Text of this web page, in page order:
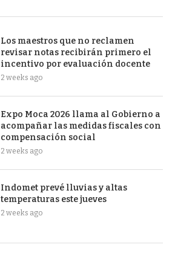
Los maestros que no reclamen
revisar notas recibirán primero el
incentivo por evaluación docente
2 weeks ago
Expo Moca 2026 llama al Gobierno a
acompañar las medidas fiscales con
compensación social
2 weeks ago
Indomet prevé lluvias y altas
temperaturas este jueves
2 weeks ago